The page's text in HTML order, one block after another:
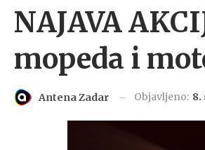
NAJAVA
mopeda i
Antena Zadar Objavljeno: 8.